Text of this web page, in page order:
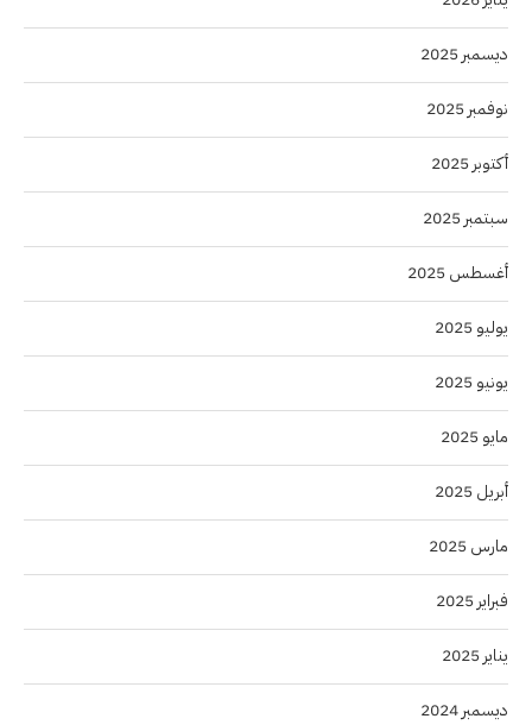
ديسمبر 2025
نوفمبر 2025
أكتوبر 2025
سبتمبر 2025
أغسطس 2025
يوليو 2025
يونيو 2025
مايو 2025
أبريل 2025
مارس 2025
فبراير 2025
يناير 2025
ديسمبر 2024